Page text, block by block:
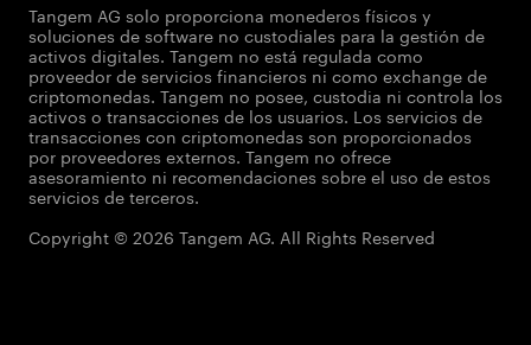
Tangem AG solo proporciona monederos físicos y
soluciones de software no custodiales para la gestión de
activos digitales. Tangem no está regulada como
proveedor de servicios financieros ni como exchange de
criptomonedas. Tangem no posee, custodia ni controla los
activos o transacciones de los usuarios. Los servicios de
transacciones con criptomonedas son proporcionados
por proveedores externos. Tangem no ofrece
asesoramiento ni recomendaciones sobre el uso de estos
servicios de terceros.